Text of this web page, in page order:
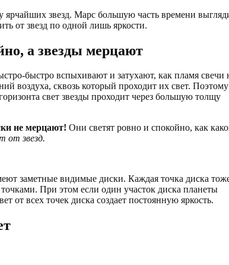
звезд. Марс большую часть времени
от звезд по одной лишь яркости.
а звезды мерцают
быстро вспыхивают и затухают, как пламя свечи
воздуха, сквозь который проходит их свет. Поэтому
свет звезды проходит через большую толщу
не мерцают! Они светят ровно и спокойно, как
от звезд.
заметные видимые диски. Каждая точка диска
При этом если один участок диска планеты
от всех точек диска создает постоянную яркость.